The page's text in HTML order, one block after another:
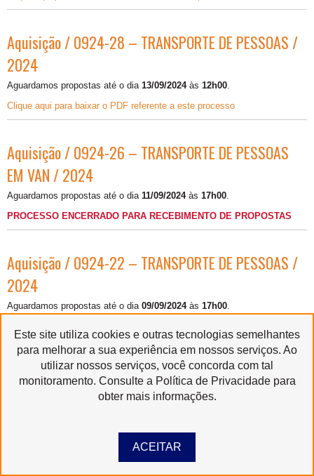
Aquisição / 0924-28 – TRANSPORTE DE PESSOAS /
2024
Aguardamos propostas até o dia 13/09/2024às 12h00.
Clique aqui para baixar o PDF referente a este processo
Aquisição / 0924-26 – TRANSPORTE DE PESSOAS
EM VAN / 2024
Aguardamos propostas até o dia 11/09/2024às 17h00.
PROCESSO ENCERRADO PARA RECEBIMENTO DE PROPOSTAS
Aquisição / 0924-22 – TRANSPORTE DE PESSOAS /
2024
Aguardamos propostas até o dia 09/09/2024às 17h00.
PROCESSO ENCERRADO PARA RECEBIMENTO DE PROPOSTAS
Aquisição / 0824-47 / SERVIÇOS DE FOTOGRAFIA
Este site utiliza cookies e outras tecnologias semelhantes
para melhorar a sua experiência em nossos serviços. Ao
utilizar nossos serviços, você concorda com tal
monitoramento. Consulte a Política de Privacidade para
obter mais informações.
ACEITAR